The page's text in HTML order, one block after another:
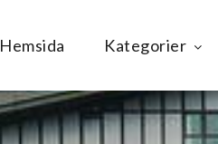
Hemsida Kategorier